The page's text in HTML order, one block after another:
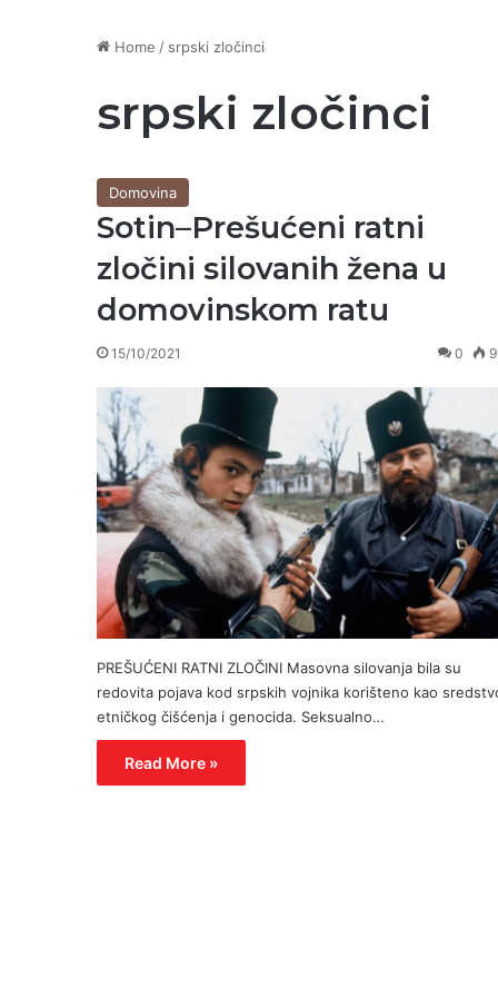
Home / srpski zločinci
srpski zločinci
Domovina
Sotin–Prešućeni ratni
zločini silovanih žena u
domovinskom ratu
15/10/2021 0
PREŠUĆENI RATNI ZLOČINI Masovna silovanja bila su
redovita pojava kod srpskih vojnika korišteno kao
etničkog čišćenja i genocida. Seksualno…
Read More »